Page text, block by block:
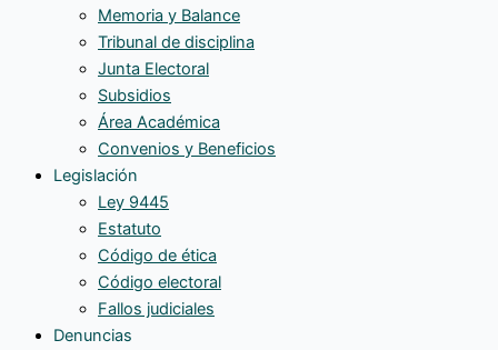
Memoria y Balance
Tribunal de disciplina
Junta Electoral
Subsidios
Área Académica
Convenios y Beneficios
Legislación
Ley 9445
Estatuto
Código de ética
Código electoral
Fallos judiciales
Denuncias